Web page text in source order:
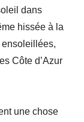
dans
hissée à la
Côte d’Azur
une chose